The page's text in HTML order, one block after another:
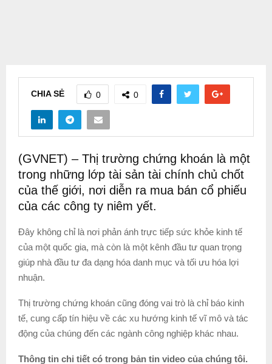
CHIA SẺ 0 0
(GVNET) – Thị trường chứng khoán là một
trong những lớp tài sản tài chính chủ chốt
của thế giới, nơi diễn ra mua bán cổ phiếu
của các công ty niêm yết.
Đây không chỉ là nơi phản ánh trực tiếp sức khỏe kinh tế
của một quốc gia, mà còn là một kênh đầu tư quan trọng
giúp nhà đầu tư đa dạng hóa danh mục và tối ưu hóa lợi
nhuận.
Thị trường chứng khoán cũng đóng vai trò là chỉ báo kinh
tế, cung cấp tín hiệu về các xu hướng kinh tế vĩ mô và tác
động của chúng đến các ngành công nghiệp khác nhau.
Thông tin chi tiết có trong bản tin video của chúng tôi.